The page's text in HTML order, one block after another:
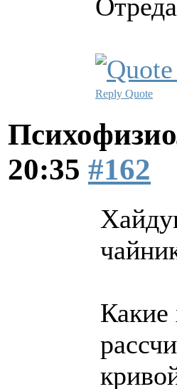
Reply Quote
20:35 #162
Какие